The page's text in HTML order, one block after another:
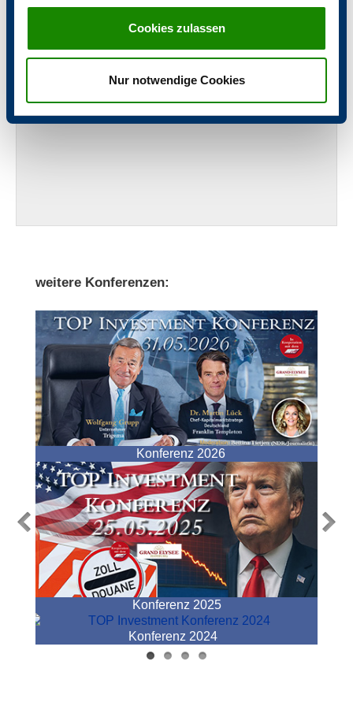
Cookies zulassen
Nur notwendige Cookies
weitere Konferenzen:
Konferenz 2026
Konferenz 2025
Konferenz 2024